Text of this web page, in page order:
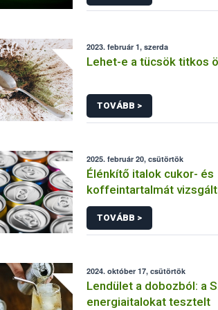
2023. február 1, szerda
Lehet-e a tücsök titkos
TOVÁBB >
2025. február 20, csütörtök
Élénkítő italok cukor- és
koffeintartalmát
Szupermenta
TOVÁBB >
2024. október 17, csütörtök
Lendület a dobozból: a
energiaitalokat tesztelt